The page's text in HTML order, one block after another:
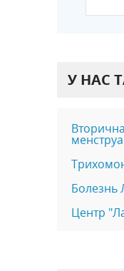
У НАС
Болезнь
Центр